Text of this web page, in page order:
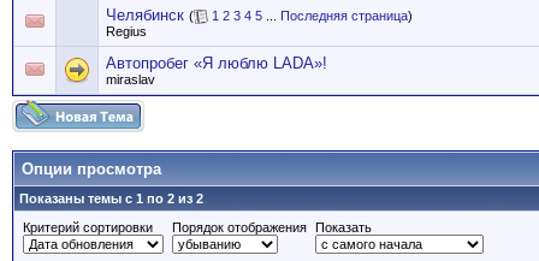
Челябинск ( 1 2 3 4 5 Последняя страница)
Regius
Автопробег «Я люблю LADA»!
miraslav
Опции просмотра
Показаны темы с 1 по 2 из 2
Критерий сортировки
Порядок отображения Показать